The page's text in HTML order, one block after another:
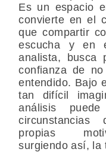
Es un espacio
convierte en el
que compartir
escucha y en
analista, busca
confianza de
entendido. Bajo
tan difícil
análisis
propias
surgiendo así, la